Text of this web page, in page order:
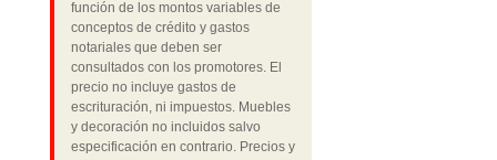
función de los montos variables de
conceptos de crédito y gastos
notariales que deben ser
consultados con los promotores. El
precio no incluye gastos de
escrituración, ni impuestos. Muebles
y decoración no incluidos salvo
especificación en contrario. Precios y